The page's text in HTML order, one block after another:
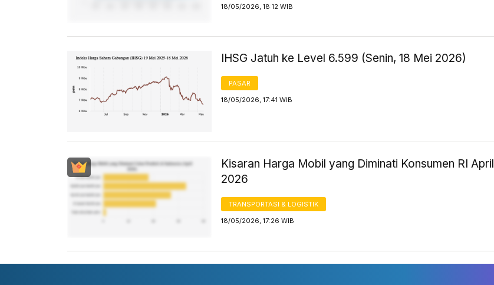
18/05/2026, 18:12 WIB
IHSG Jatuh ke Level 6.599 (Senin, 18 Mei 2026)
PASAR
18/05/2026, 17:41 WIB
Kisaran Harga Mobil yang Diminati Konsumen RI April
2026
TRANSPORTASI & LOGISTIK
18/05/2026, 17:26 WIB